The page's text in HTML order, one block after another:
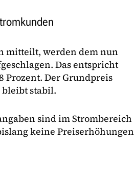
mitteilt, werden dem nun
Das entspricht
Prozent. Der Grundpreis
bleibt stabil.
sind im Strombereich
keine Preiserhöhungen